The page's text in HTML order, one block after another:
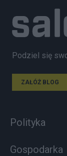
Podziel się
ZAŁÓŻ BLOG
Polityka
Gospodarka